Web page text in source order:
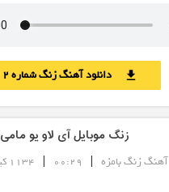
download دانلود آهنگ زنگ شماره 2
زنگ موبایل آی لاو یو مامی
آهنگ زنگ بامزه |
00:29
| 1134 کیلوبایت